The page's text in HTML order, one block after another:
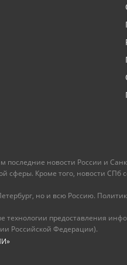
новости России и
Кроме того, новости СПб
но и всю Россию.
предоставления
Российской Федерации).